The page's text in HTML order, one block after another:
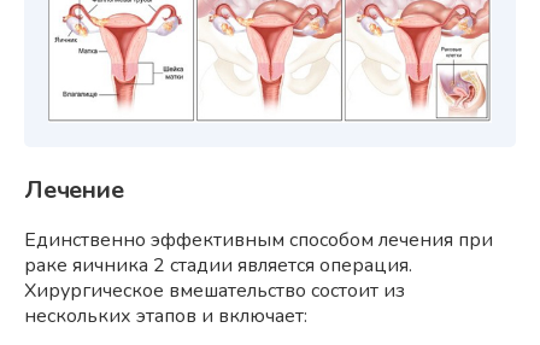
Лечение
Единственно эффективным способом лечения при
раке яичника 2 стадии является операция.
Хирургическое вмешательство состоит из
нескольких этапов и включает: